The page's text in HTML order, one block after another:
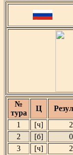
№
тура
Ц
1
[ч] 2
2
[б] 0
3
[ч] 2